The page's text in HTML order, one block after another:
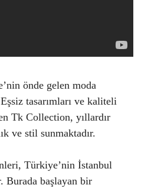
önde gelen moda
tasarımları ve kaliteli
Tk Collection, yıllardır
ve stil sunmaktadır.
Türkiye’nin İstanbul
Burada başlayan bir